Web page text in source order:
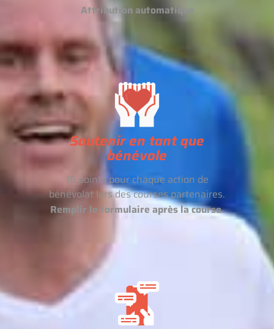
Attribution automatique
Soutenir en tant que
bénévole
15 points pour chaque action de
bénévolat lors des courses partenaires.
Remplir le formulaire après la course.